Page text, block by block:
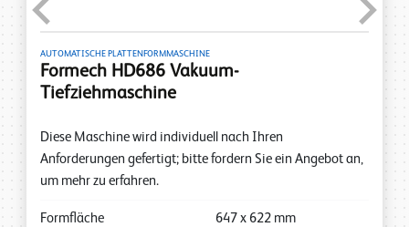
AUTOMATISCHE PLATTENFORMMASCHINE
Formech HD686 Vakuum-
Tiefziehmaschine
Diese Maschine wird individuell nach Ihren
Anforderungen gefertigt; bitte fordern Sie ein Angebot an,
um mehr zu erfahren.
Formfläche 647 x 622 mm
Previous Next